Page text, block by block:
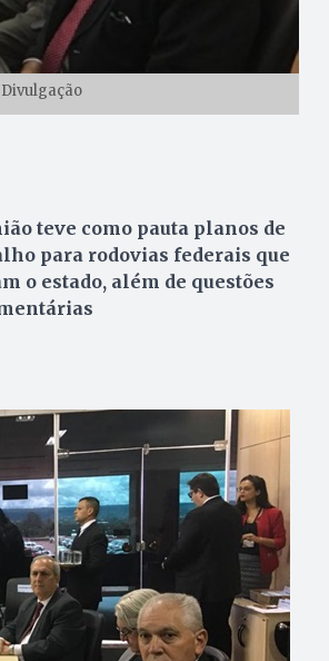
teve como pauta planos de
para rodovias federais que
o estado, além de questões